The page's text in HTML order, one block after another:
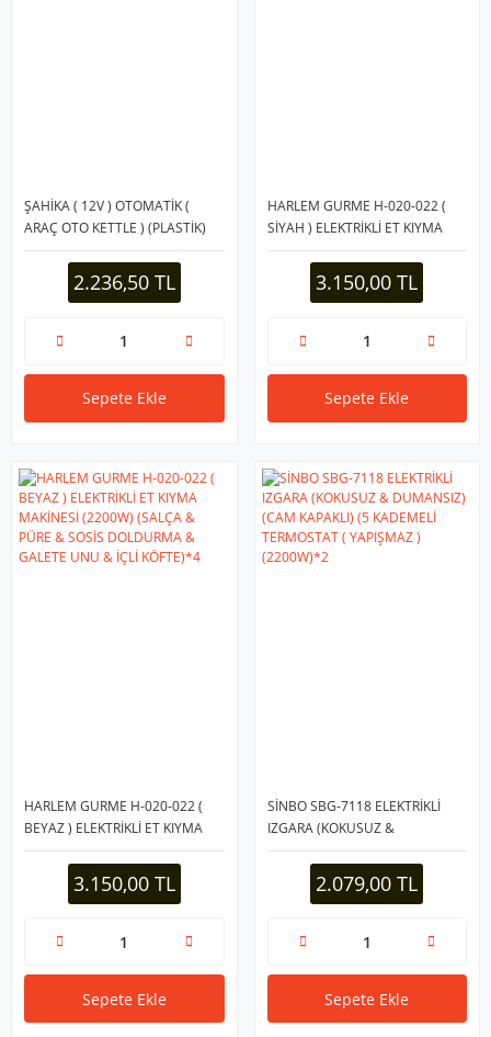
ŞAHİKA ( 12V ) OTOMATİK (
ARAÇ OTO KETTLE ) (PLASTİK)
SU ISITICISI ( ÇAKMAKLIK FİŞLİ
2.236,50 TL
Sepete Ekle
HARLEM GURME H-020-022 (
SİYAH ) ELEKTRİKLİ ET KIYMA
MAKİNESİ (2200W) (SALÇA &
PÜRE & SOSİS DOLDURMA &
GALETE UNU & İÇLİ KÖFTE)*4
3.150,00 TL
Sepete Ekle
HARLEM GURME H-020-022 (
BEYAZ ) ELEKTRİKLİ ET KIYMA
MAKİNESİ (2200W) (SALÇA &
PÜRE & SOSİS DOLDURMA &
GALETE UNU & İÇLİ KÖFTE)*4
3.150,00 TL
Sepete Ekle
SİNBO SBG-7118 ELEKTRİKLİ
IZGARA (KOKUSUZ &
DUMANSIZ) (CAM KAPAKLI) (5
KADEMELİ TERMOSTAT (
YAPIŞMAZ )(2200W)*2
2.079,00 TL
Sepete Ekle